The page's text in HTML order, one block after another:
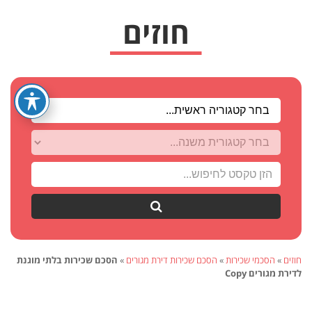
חפש
חוזים » הסכמי שכירות» הסכם שכירות דירת מגורים » הסכם שכירות בלתי מוגנת
לדירת מגורים Copy